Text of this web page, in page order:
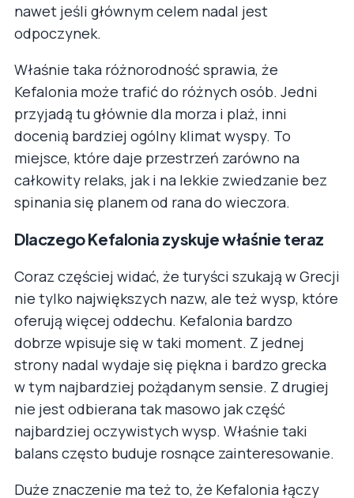
nawet jeśli głównym celem nadal jest
odpoczynek.
Właśnie taka różnorodność sprawia, że
Kefalonia może trafić do różnych osób. Jedni
przyjadą tu głównie dla morza i plaż, inni
docenią bardziej ogólny klimat wyspy. To
miejsce, które daje przestrzeń zarówno na
całkowity relaks, jak i na lekkie zwiedzanie bez
spinania się planem od rana do wieczora.
Dlaczego Kefalonia zyskuje właśnie teraz
Coraz częściej widać, że turyści szukają w Grecji
nie tylko największych nazw, ale też wysp, które
oferują więcej oddechu. Kefalonia bardzo
dobrze wpisuje się w taki moment. Z jednej
strony nadal wydaje się piękna i bardzo grecka
w tym najbardziej pożądanym sensie. Z drugiej
nie jest odbierana tak masowo jak część
najbardziej oczywistych wysp. Właśnie taki
balans często buduje rosnące zainteresowanie.
Duże znaczenie ma też to, że Kefalonia łączy